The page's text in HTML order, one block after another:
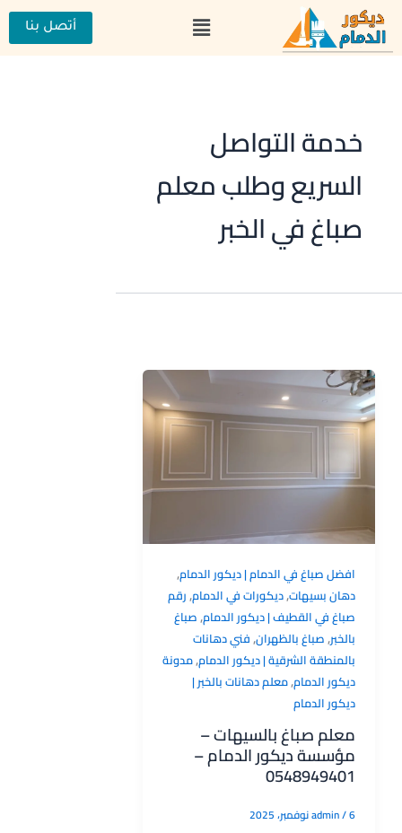
تخطي
المحتوى
القائمة أتصل بنا
خدمة التواصل
السريع وطلب معلم
صباغ في الخبر
افضل صباغ في الدمام | ديكور الدمام,
دهان بسيهات,ديكورات في الدمام,رقم
صباغ في القطيف | ديكور الدمام,صباغ
بالخبر,صباغ بالظهران,فني دهانات
بالمنطقة الشرقية | ديكور الدمام,مدونة
ديكور الدمام,معلم دهانات بالخبر |
ديكور الدمام
معلم صباغ بالسيهات –
مؤسسة ديكور الدمام –
0548949401
admin/6 نوفمبر، 2025